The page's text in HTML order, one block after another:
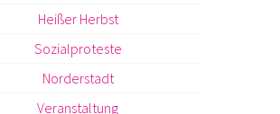
Heißer Herbst
Sozialproteste
Norderstadt
Veranstaltung